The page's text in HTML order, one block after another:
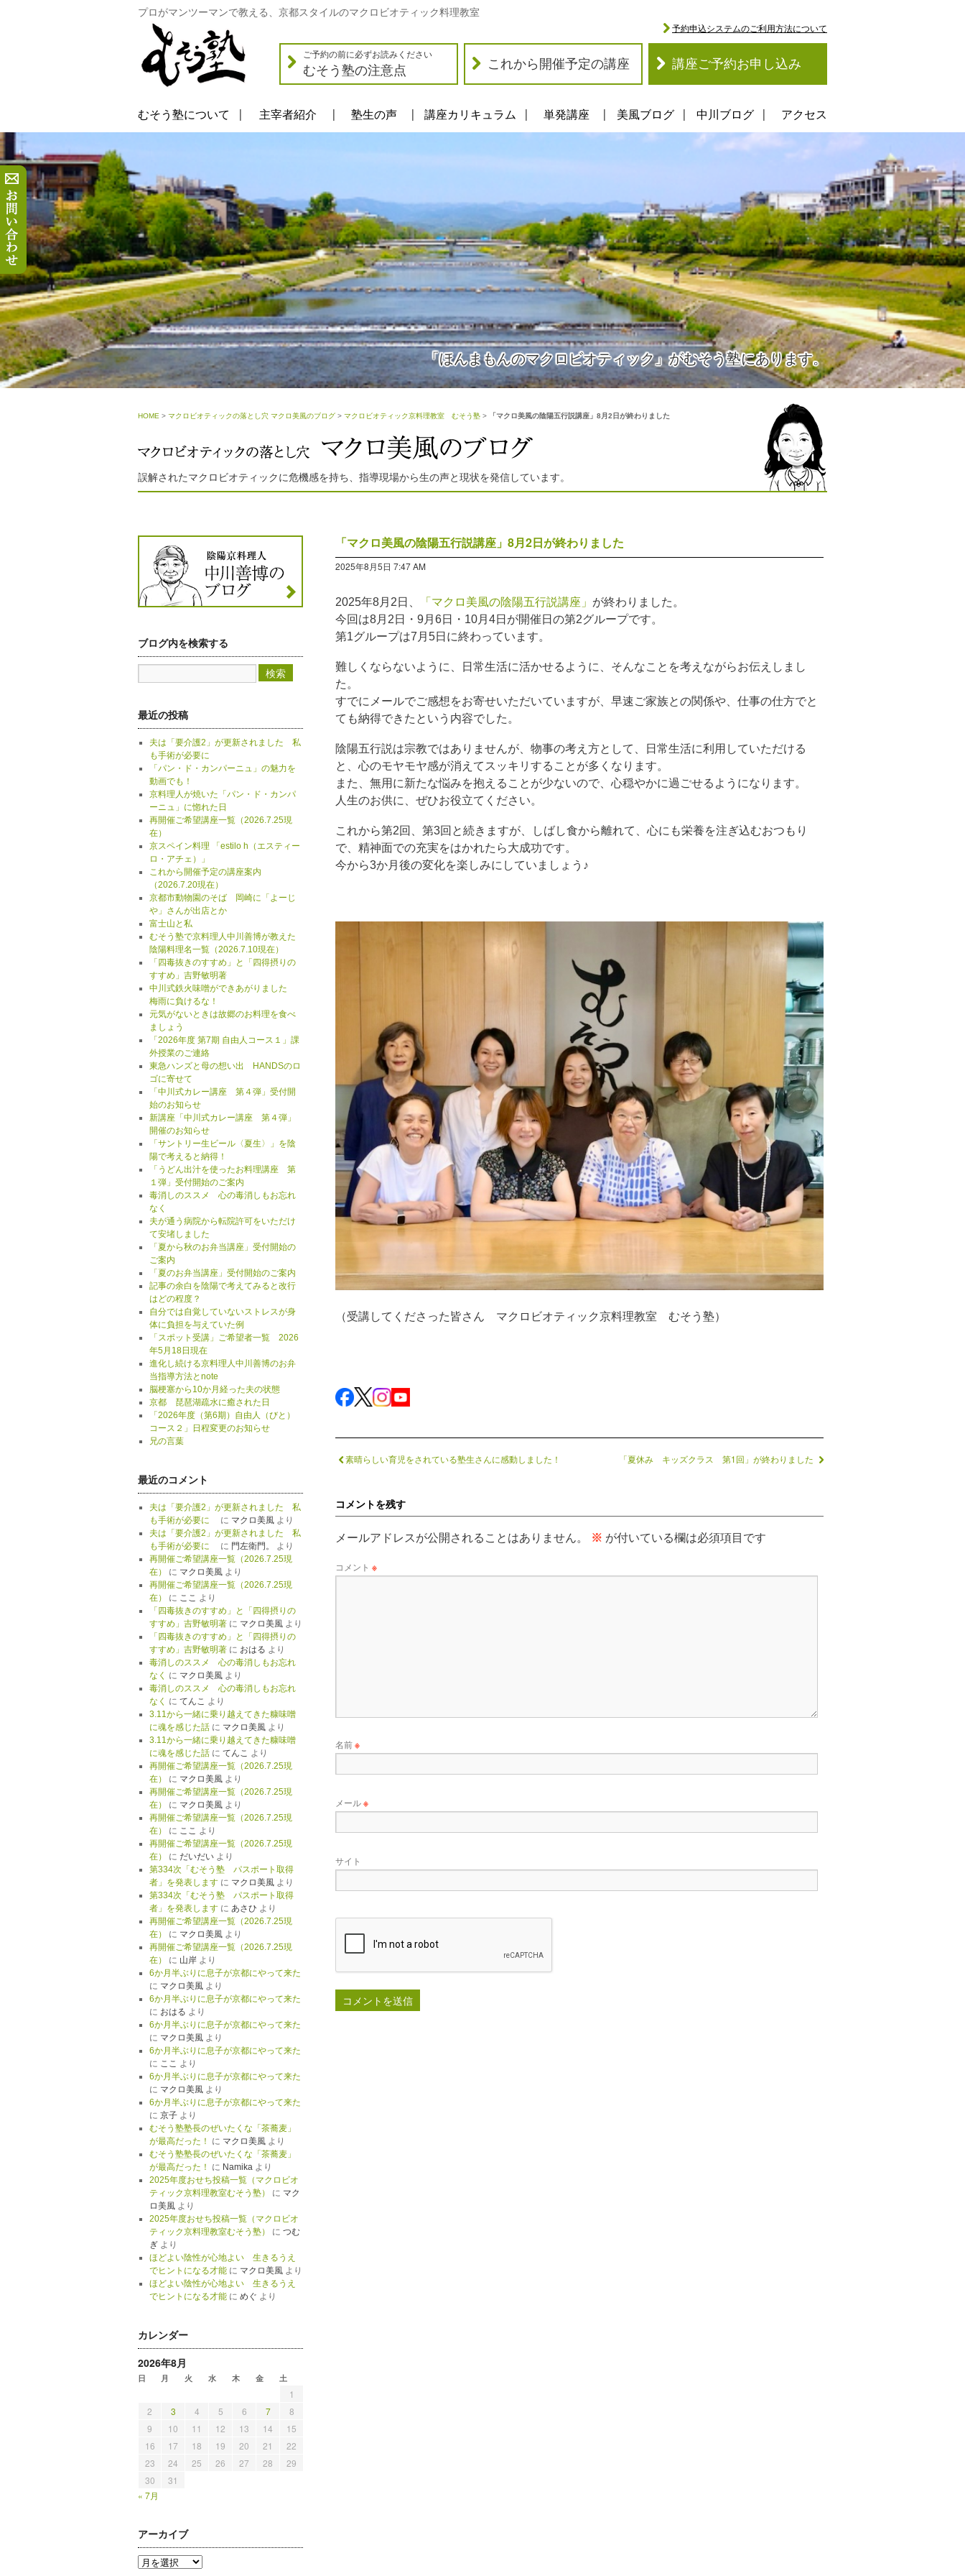
プロがマンツーマンで教える、京都スタイルのマクロビオティック料理教室
ご予約の前に必ずお読みください
むそう塾の注意点 これから開催予定の講座 講座ご予約お申し込み
予約申込システムのご利用方法について
むそう塾について 主宰者紹介 塾生の声 講座カリキュラム 単発講座 美風ブログ 中川ブログ アクセス
「ほんまもんのマクロビオティック」がむそう塾にあります。
HOME > マクロビオティックの落とし穴 マクロ美風のブログ > マクロビオティック京料理教室 むそう塾 > 「マクロ美風の陰陽五行説講座」8月2日が終わりました
誤解されたマクロビオティックに危機感を持ち、指導現場から生の声と現状を発信しています。
「マクロ美風の陰陽五行説講座」8月2日が終わりました
2025年8月5日 7:47 AM
2025年8月2日、 「マクロ美風の陰陽五行説講座」 が終わりました。
今回は8月2日・9月6日・10月4日が開催日の第2グループです。
第1グループは7月5日に終わっています。
難しくならないように、日常生活に活かせるように、そんなことを考えながらお伝えしまし
た。
すでにメールでご感想をお寄せいただいていますが、早速ご家族との関係や、仕事の仕方でと
ても納得できたという内容でした。
陰陽五行説は宗教ではありませんが、物事の考え方として、日常生活に利用していただける
と、心のモヤモヤ感が消えてスッキリすることが多くなります。
また、無用に新たな悩みを抱えることが少ないので、心穏やかに過ごせるようになります。
人生のお供に、ぜひお役立てください。
これから第2回、第3回と続きますが、しばし食から離れて、心にも栄養を注ぎ込むおつもり
で、精神面での充実をはかれたら大成功です。
今から3か月後の変化を楽しみにしていましょう♪
（受講してくださった皆さん マクロビオティック京料理教室 むそう塾）
素晴らしい育児をされている塾生さんに感動しました！ 「夏休み キッズクラス 第1回」が終わりました
コメントを残す
メールアドレスが公開されることはありません。 ※ が付いている欄は必須項目です
コメント ※
名前※
メール※
サイト
ブログ内を検索する
最近の投稿
夫は「要介護2」が更新されました 私
も手術が必要に
「パン・ド・カンパーニュ」の魅力を
動画でも！
京料理人が焼いた「パン・ド・カンパ
ーニュ」に惚れた日
再開催ご希望講座一覧（2026.7.25現
在）
京スペイン料理 「estilo h（エスティー
ロ・アチェ）」
これから開催予定の講座案内
（2026.7.20現在）
京都市動物園のそば 岡崎に「よーじ
や」さんが出店とか
富士山と私
むそう塾で京料理人中川善博が教えた
陰陽料理名一覧（2026.7.10現在）
「四毒抜きのすすめ」と「四得摂りの
すすめ」吉野敏明著
中川式鉄火味噌ができあがりました
梅雨に負けるな！
元気がないときは故郷のお料理を食べ
ましょう
「2026年度 第7期 自由人コース１」課
外授業のご連絡
東急ハンズと母の想い出 HANDSのロ
ゴに寄せて
「中川式カレー講座 第４弾」受付開
始のお知らせ
新講座「中川式カレー講座 第４弾」
開催のお知らせ
「サントリー生ビール〈夏生〉」を陰
陽で考えると納得！
「うどん出汁を使ったお料理講座 第
１弾」受付開始のご案内
毒消しのススメ 心の毒消しもお忘れ
なく
夫が通う病院から転院許可をいただけ
て安堵しました
「夏から秋のお弁当講座」受付開始の
ご案内
「夏のお弁当講座」受付開始のご案内
記事の余白を陰陽で考えてみると改行
はどの程度？
自分では自覚していないストレスが身
体に負担を与えていた例
「スポット受講」ご希望者一覧 2026
年5月18日現在
進化し続ける京料理人中川善博のお弁
当指導方法とnote
脳梗塞から10か月経った夫の状態
京都 琵琶湖疏水に癒された日
「2026年度（第6期）自由人（びと）
コース２」日程変更のお知らせ
兄の言葉
最近のコメント
夫は「要介護2」が更新されました 私
も手術が必要に
に マクロ美風より
夫は「要介護2」が更新されました 私
も手術が必要に
に 門左衛門。
より
再開催ご希望講座一覧（2026.7.25現
在）
に マクロ美風より
再開催ご希望講座一覧（2026.7.25現
在）
に ここ より
「四毒抜きのすすめ」と「四得摂りの
すすめ」吉野敏明著に マクロ美風より
「四毒抜きのすすめ」と「四得摂りの
すすめ」吉野敏明著に おはる より
毒消しのススメ 心の毒消しもお忘れ
なく に マクロ美風より
毒消しのススメ 心の毒消しもお忘れ
なく に てんこ より
3.11から一緒に乗り越えてきた糠味噌
に魂を感じた話に マクロ美風より
3.11から一緒に乗り越えてきた糠味噌
に魂を感じた話に てんこ より
再開催ご希望講座一覧（2026.7.25現
在）
に マクロ美風より
再開催ご希望講座一覧（2026.7.25現
在）
に マクロ美風より
再開催ご希望講座一覧（2026.7.25現
在）
に ここ より
再開催ご希望講座一覧（2026.7.25現
在）
に だいだいより
第334次「むそう塾 パスポート取得
者」を発表しますに マクロ美風より
第334次「むそう塾 パスポート取得
者」を発表しますに あさひ より
再開催ご希望講座一覧（2026.7.25現
在）
に マクロ美風より
再開催ご希望講座一覧（2026.7.25現
在）
に 山岸より
6か月半ぶりに息子が京都にやって来た
に マクロ美風より
6か月半ぶりに息子が京都にやって来た
に おはる より
6か月半ぶりに息子が京都にやって来た
に マクロ美風より
6か月半ぶりに息子が京都にやって来た
に ここ より
6か月半ぶりに息子が京都にやって来た
に マクロ美風より
6か月半ぶりに息子が京都にやって来た
に 京子より
むそう塾塾長のぜいたくな「茶蕎麦」
が最高だった！
に マクロ美風より
むそう塾塾長のぜいたくな「茶蕎麦」
が最高だった！
に Namikaより
2025年度おせち投稿一覧（マクロビオ
ティック京料理教室むそう塾）
に マク
ロ美風より
2025年度おせち投稿一覧（マクロビオ
ティック京料理教室むそう塾）
に つむ
ぎより
ほどよい陰性が心地よい 生きるうえ
でヒントになる才能に マクロ美風より
ほどよい陰性が心地よい 生きるうえ
でヒントになる才能に めぐ より
カレンダー
2026年8月
日 月 火 水 木 金 土
1
2
3 4 5 6 7
8
9
10 11 12 13 14
15
16
17 18 19 20 21
22
23
24 25 26 27 28
29
30
31
« 7月
アーカイブ
ア